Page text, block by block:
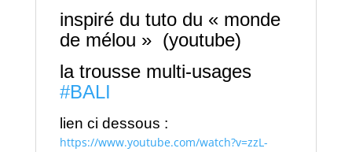
inspiré du tuto du « monde
de mélou » (youtube)
la trousse multi-usages
#BALI
lien ci dessous :
https://www.youtube.com/watch?v=zzL-